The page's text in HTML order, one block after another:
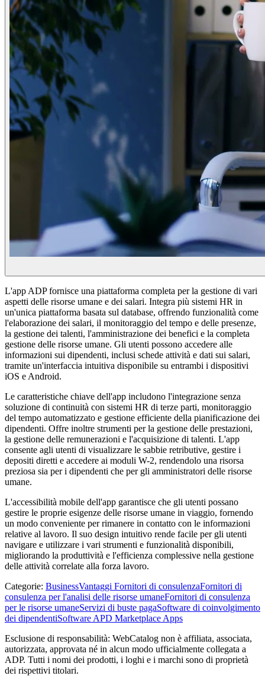
L'app ADP fornisce una piattaforma completa per la gestione di vari
aspetti delle risorse umane e dei salari. Integra più sistemi HR in
un'unica piattaforma basata sul database, offrendo funzionalità come
l'elaborazione dei salari, il monitoraggio del tempo e delle presenze,
la gestione dei talenti, l'amministrazione dei benefici e la completa
gestione delle risorse umane. Gli utenti possono accedere alle
informazioni sui dipendenti, inclusi schede attività e dati sui salari,
tramite un'interfaccia intuitiva disponibile su entrambi i dispositivi
iOS e Android.
Le caratteristiche chiave dell'app includono l'integrazione senza
soluzione di continuità con sistemi HR di terze parti, monitoraggio
del tempo automatizzato e gestione efficiente della pianificazione dei
dipendenti. Offre inoltre strumenti per la gestione delle prestazioni,
la gestione delle remunerazioni e l'acquisizione di talenti. L'app
consente agli utenti di visualizzare le sabbie retributive, gestire i
depositi diretti e accedere ai moduli W-2, rendendolo una risorsa
preziosa sia per i dipendenti che per gli amministratori delle risorse
umane.
L'accessibilità mobile dell'app garantisce che gli utenti possano
gestire le proprie esigenze delle risorse umane in viaggio, fornendo
un modo conveniente per rimanere in contatto con le informazioni
relative al lavoro. Il suo design intuitivo rende facile per gli utenti
navigare e utilizzare i vari strumenti e funzionalità disponibili,
migliorando la produttività e l'efficienza complessive nella gestione
delle attività correlate alla forza lavoro.
Categorie: BusinessVantaggi Fornitori di consulenzaFornitori di
consulenza per l'analisi delle risorse umaneFornitori di consulenza
per le risorse umaneServizi di buste pagaSoftware di coinvolgimento
dei dipendentiSoftware APD Marketplace Apps
Esclusione di responsabilità: WebCatalog non è affiliata, associata,
autorizzata, approvata né in alcun modo ufficialmente collegata a
ADP. Tutti i nomi dei prodotti, i loghi e i marchi sono di proprietà
dei rispettivi titolari.